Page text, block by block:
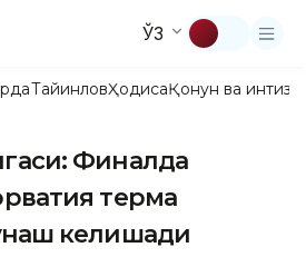
ЎЗ
ТайинловҲодисаҚонун ва
Финалда
терма
келишади